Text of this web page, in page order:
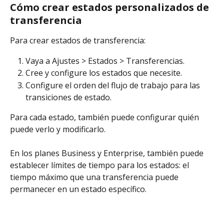
Cómo crear estados personalizados de
transferencia
Para crear estados de transferencia:
Vaya a Ajustes > Estados > Transferencias.
Cree y configure los estados que necesite.
Configure el orden del flujo de trabajo para las
transiciones de estado.
Para cada estado, también puede configurar quién
puede verlo y modificarlo.
En los planes Business y Enterprise, también puede
establecer límites de tiempo para los estados: el
tiempo máximo que una transferencia puede
permanecer en un estado específico.